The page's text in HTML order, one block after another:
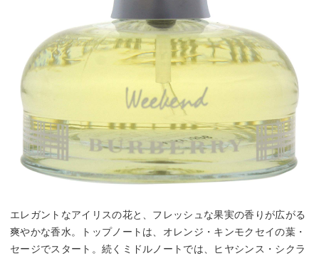
エレガントなアイリスの花と、フレッシュな果実の香りが広がる
爽やかな香水。トップノートは、オレンジ・キンモクセイの葉・
セージでスタート。続くミドルノートでは、ヒヤシンス・シクラ